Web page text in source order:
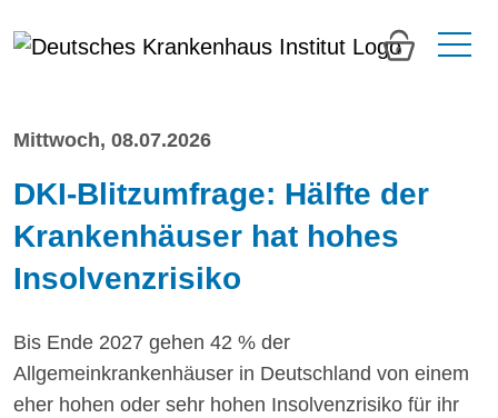
0
Mittwoch, 08.07.2026
DKI-Blitzumfrage: Hälfte der
Krankenhäuser hat hohes
Insolvenzrisiko
Bis Ende 2027 gehen 42 % der
Allgemeinkrankenhäuser in Deutschland von einem
eher hohen oder sehr hohen Insolvenzrisiko für ihr